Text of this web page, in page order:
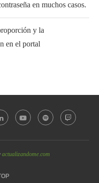
en muchos casos.
y la
en el portal
actualizandome.com